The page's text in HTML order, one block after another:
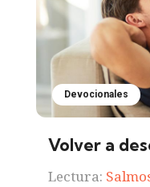
Devocionales
Volver a
Lectura: